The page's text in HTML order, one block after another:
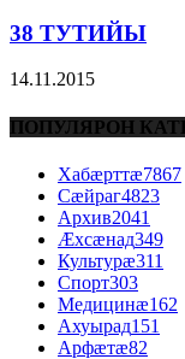
38 ТУТИЙЫ
14.11.2015
ПОПУЛЯРОН
Хабæрттæ7867
Сæйраг4823
Архив2041
Æхсæнад349
Культурæ311
Спорт303
Медицинæ162
Ахуырад151
Арфæтæ82